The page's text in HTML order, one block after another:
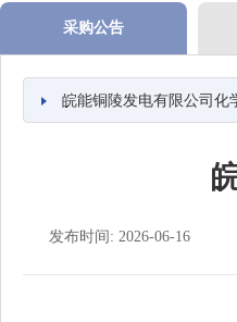
采购公告
皖能铜陵发电有限公司化
发布时间: 2026-06-16